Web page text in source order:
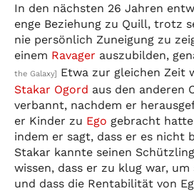
In den nächsten 26 Jahren
enge Beziehung zu Quill, trotz
nie persönlich Zuneigung zu
einem Ravager auszubilden,
the Galaxy] Etwa zur gleichen Zeit
Stakar Ogord aus den anderen
verbannt, nachdem er
er Kinder zu Ego gebracht
indem er sagt, dass er es nicht
Stakar kannte seinen
wissen, dass er zu klug war,
und dass die Rentabilität von